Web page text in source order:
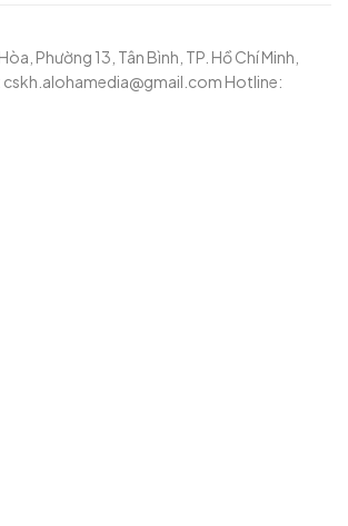
Phường 13, Tân Bình, TP. Hồ Chí Minh,
cskh.alohamedia@gmail.com Hotline: